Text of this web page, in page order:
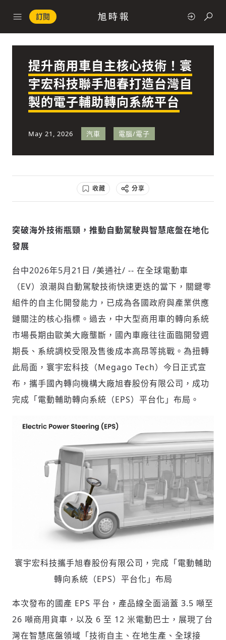
訂閱
快速連結
政治
經濟
科技
社會
人文
提升商用車自主核心技術！寰
宇宏科技聯手旭春打造台灣自
製的電子輔助轉向系統平台
May 21, 2026 汽車 電腦/電子
收藏 分享
突破海外技術瓶頸，推動自動駕駛與智慧底盤在地化
發展
台中2026年5月21日 /美通社/ -- 在全球電動車
（EV）浪潮與自動駕駛技術快速更迭的當下，關鍵零
組件的自主化開發能力，已成為各國政府與產業供應
鏈關注的核心指標。過去，中大型商用車的轉向系統
市場長期由歐美大廠壟斷，國內車廠往往面臨開發週
期長、系統調校受限及售後成本高昂等挑戰。為扭轉
此局面，寰宇宏科技（Megago Tech）今日正式宣
布，攜手國內轉向機構大廠旭春股份有限公司，成功
完成「電動輔助轉向系統（EPS）平台化」布局。
寰宇宏科技攜手旭春股份有限公司，完成「電動輔助
轉向系統（EPS）平台化」布局
本次發布的國產 EPS 平台，產品線全面涵蓋 3.5 噸至
26 噸商用貨車，以及 6 至 12 米電動巴士，展現了台
灣在智慧底盤領域「技術自主、在地生產、全球接